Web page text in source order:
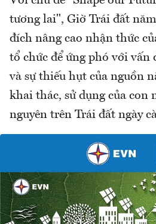
tương lai", Giờ Trái đất
đích nâng cao nhận thức
tổ chức để ứng phó với vấn
và sự thiếu hụt của nguồn
khai thác, sử dụng của con
nguyên trên Trái đất ngày